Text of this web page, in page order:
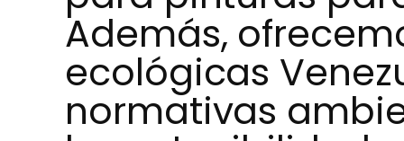
Además,
ecológicas
normativas